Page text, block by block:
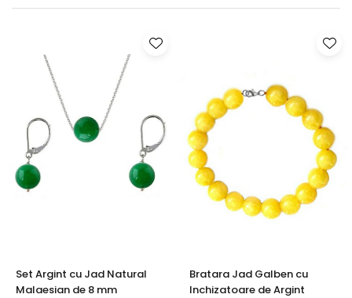
Seturi Perle cu Argint
Pandantive cu Perle
Brose cu Perle
Set Argint cu Jad Natural
Malaesian de 8 mm
Bratara Jad Galben cu
Inchizatoare de Argint